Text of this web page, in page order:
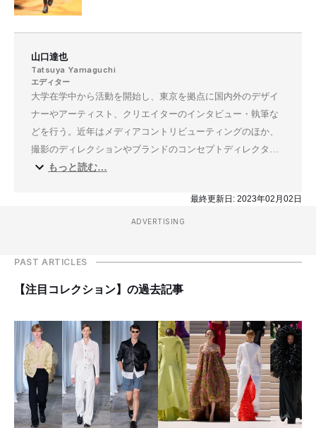
山口達也
Tatsuya Yamaguchi
エディター
大学在学中から活動を開始し、東京を拠点に国内外のデザイ
ナーやアーティスト、クリエイターのインタビュー・執筆な
どを行う。近年はメディアコントリビューティングのほか、
撮影のディレクションやブランドのコンセプトディレクター
を手掛けている。
もっと読む…
最終更新日: 2023年02月02日
ADVERTISING
PAST ARTICLES
【注目コレクション】の過去記事